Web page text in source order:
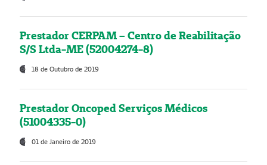
Prestador CERPAM – Centro de Reabilitação
S/S Ltda-ME (52004274-8)
18 de Outubro de 2019
Prestador Oncoped Serviços Médicos
(51004335-0)
01 de Janeiro de 2019